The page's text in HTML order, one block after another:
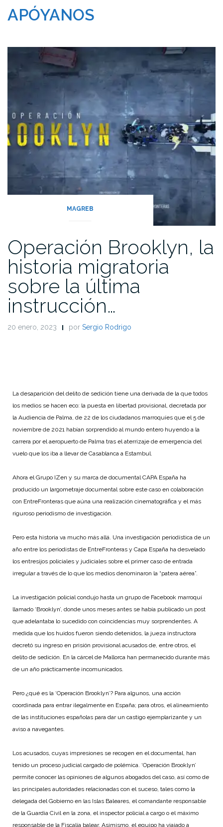
APÓYANOS
MAGREB
Operación Brooklyn, la
historia migratoria
sobre la última
instrucción…
20 enero, 2023 por Sergio Rodrigo
La desaparición del delito de sedición tiene una derivada de la que todos
los medios se hacen eco: la puesta en libertad provisional, decretada por
la Audiencia de Palma, de 22 de los ciudadanos marroquíes que el 5 de
noviembre de 2021 habían sorprendido al mundo entero huyendo a la
carrera por el aeropuerto de Palma tras el aterrizaje de emergencia del
vuelo que los iba a llevar de Casablanca a Estambul.
Ahora el Grupo IZen y su marca de documental CAPA España ha
producido un largometraje documental sobre este caso en colaboración
con EntreFronteras que aúna una realización cinematográfica y el más
riguroso periodismo de investigación.
Pero esta historia va mucho más allá. Una investigación periodística de un
año entre los periodistas de EntreFronteras y Capa España ha desvelado
los entresijos policiales y judiciales sobre el primer caso de entrada
irregular a través de lo que los medios denominaron la “patera aérea”.
La investigación policial condujo hasta un grupo de Facebook marroquí
llamado ‘Brooklyn’, donde unos meses antes se había publicado un post
que adelantaba lo sucedido con coincidencias muy sorprendentes. A
medida que los huidos fueron siendo detenidos, la jueza instructora
decretó su ingreso en prisión provisional acusados de, entre otros, el
delito de sedición. En la cárcel de Mallorca han permanecido durante más
de un año prácticamente incomunicados.
Pero ¿qué es la ‘Operación Brooklyn’? Para algunos, una acción
coordinada para entrar ilegalmente en España; para otros, el alineamiento
de las instituciones españolas para dar un castigo ejemplarizante y un
aviso a navegantes.
Los acusados, cuyas impresiones se recogen en el documental, han
tenido un proceso judicial cargado de polémica. ‘Operación Brooklyn’
permite conocer las opiniones de algunos abogados del caso, así como de
las principales autoridades relacionadas con el suceso, tales como la
delegada del Gobierno en las Islas Baleares, el comandante responsable
de la Guardia Civil en la zona, el inspector policial a cargo o el máximo
responsable de la Fiscalía balear. Asimismo, el equipo ha viajado a